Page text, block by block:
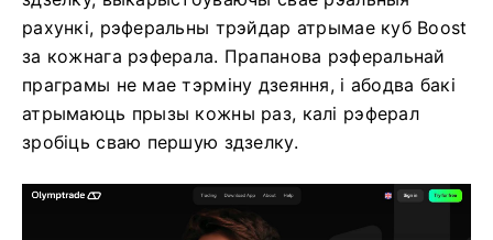
рахункі, рэферальны трэйдар атрымае куб Boost
за кожнага рэферала. Прапанова рэферальнай
праграмы не мае тэрміну дзеяння, і абодва бакі
атрымаюць прызы кожны раз, калі рэферал
зробіць сваю першую здзелку.